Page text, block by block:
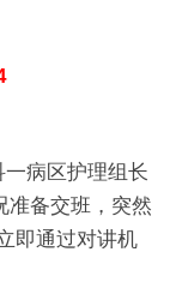
病区护理组长
准备交班，突然
即通过对讲机